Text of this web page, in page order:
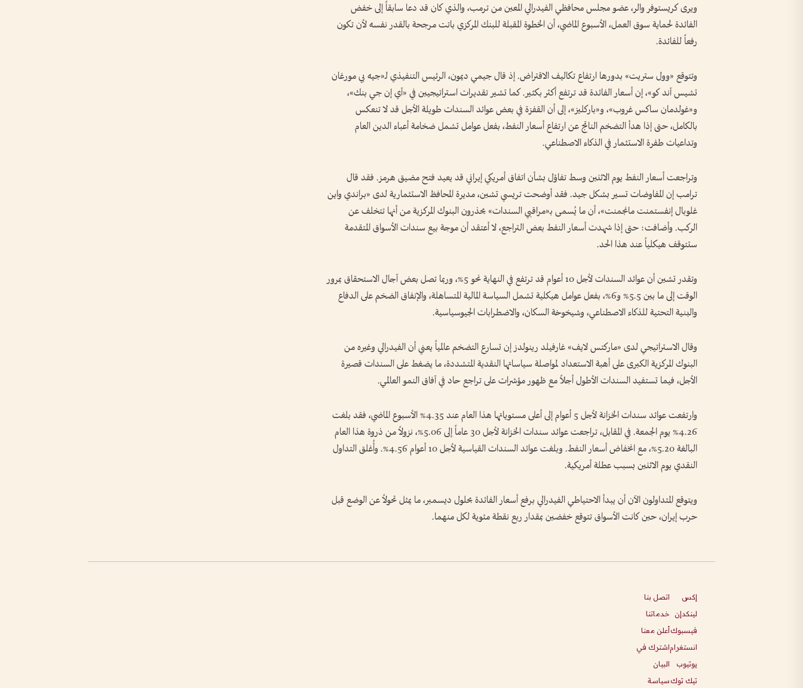
ويرى كريستوفر والر، عضو مجلس محافظي الفيدرالي المعين من ترمب، والذي كان قد دعا سابقاً إلى خفض
الفائدة لحماية سوق العمل، الأسبوع الماضي، أن الخطوة المقبلة للبنك المركزي باتت مرجحة بالقدر نفسه لأن تكون
رفعاً للفائدة.
وتتوقع «وول ستريت» بدورها ارتفاع تكاليف الاقتراض. إذ قال جيمي ديمون، الرئيس التنفيذي لـ«جيه بي مورغان
تشيس آند كو»، إن أسعار الفائدة قد ترتفع أكثر بكثير. كما تشير تقديرات استراتيجيين في «آي إن جي بنك»،
و«غولدمان ساكس غروب»، و«باركليز»، إلى أن القفزة في بعض عوائد السندات طويلة الأجل قد لا تنعكس
بالكامل، حتى إذا هدأ التضخم الناتج عن ارتفاع أسعار النفط، بفعل عوامل تشمل ضخامة أعباء الدين العام
وتداعيات طفرة الاستثمار في الذكاء الاصطناعي.
وتراجعت أسعار النفط يوم الاثنين وسط تفاؤل بشأن اتفاق أمريكي إيراني قد يعيد فتح مضيق هرمز. فقد قال
ترامب إن المفاوضات تسير بشكل جيد. فقد أوضحت تريسي تشين، مديرة المحافظ الاستثمارية لدى «براندي واين
غلوبال إنفستمنت مانجمنت»، أن ما يُسمى بـ«مراقبي السندات» يحذرون البنوك المركزية من أنها تتخلف عن
الركب. وأضافت: حتى إذا شهدت أسعار النفط بعض التراجع، لا أعتقد أن موجة بيع سندات الأسواق المتقدمة
ستتوقف هيكلياً عند هذا الحد.
وتقدر تشين أن عوائد السندات لأجل 10 أعوام قد ترتفع في النهاية نحو 5%، وربما تصل بعض آجال الاستحقاق بمرور
الوقت إلى ما بين 5.5% و6%، بفعل عوامل هيكلية تشمل السياسة المالية المتساهلة، والإنفاق الضخم على الدفاع
والبنية التحتية للذكاء الاصطناعي، وشيخوخة السكان، والاضطرابات الجيوسياسية.
وقال الاستراتيجي لدى «ماركتس لايف» غارفيلد رينولدز إن تسارع التضخم عالمياً يعني أن الفيدرالي وغيره من
البنوك المركزية الكبرى على أهبة الاستعداد لمواصلة سياساتها النقدية المتشددة، ما يضغط على السندات قصيرة
الأجل، فيما تستفيد السندات الأطول أجلاً مع ظهور مؤشرات على تراجع حاد في آفاق النمو العالمي.
وارتفعت عوائد سندات الخزانة لأجل 5 أعوام إلى أعلى مستوياتها هذا العام عند 4.35% الأسبوع الماضي، فقد بلغت
4.26% يوم الجمعة. في المقابل، تراجعت عوائد سندات الخزانة لأجل 30 عاماً إلى 5.06%، نزولاً من ذروة هذا العام
البالغة 5.20%، مع انخفاض أسعار النفط. وبلغت عوائد السندات القياسية لأجل 10 أعوام 4.56%. وأُغلق التداول
النقدي يوم الاثنين بسبب عطلة أمريكية.
ويتوقع المتداولون الآن أن يبدأ الاحتياطي الفيدرالي برفع أسعار الفائدة بحلول ديسمبر، ما يمثل تحولاً عن الوضع قبل
حرب إيران، حين كانت الأسواق تتوقع خفضين بمقدار ربع نقطة مئوية لكل منهما.
إكس
لينكدإن
فيسبوك
انستغرام
يوتيوب
تيك توك
اتصل بنا
خدماتنا
أعلن معنا
اشترك في
البيان
سياسة